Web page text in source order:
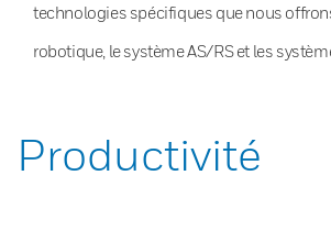
technologies spécifiques que nous
robotique, le système AS/RS et les
Productivité